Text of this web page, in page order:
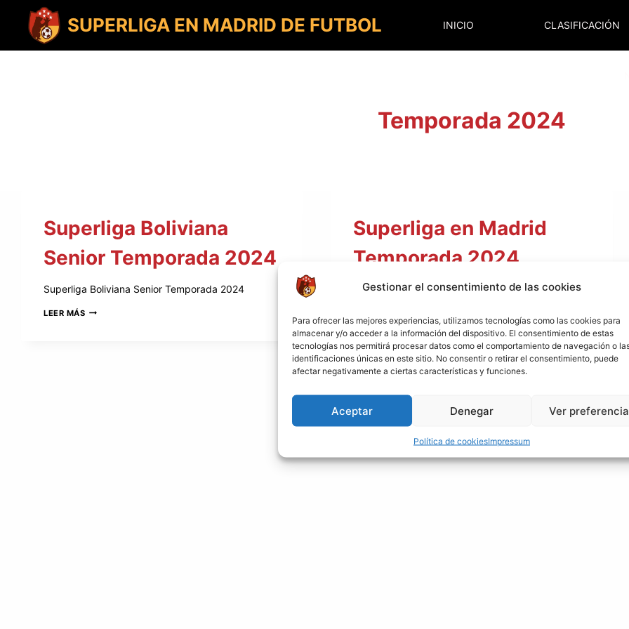
Gestionar el consentimiento de las cookies
Para ofrecer las mejores experiencias, utilizamos tecnologías como las cookies para
almacenar y/o acceder a la información del dispositivo. El consentimiento de estas
tecnologías nos permitirá procesar datos como el comportamiento de navegación o
identificaciones únicas en este sitio. No consentir o retirar el consentimiento, puede
afectar negativamente a ciertas características y funciones.
Aceptar Denegar Ver
Política de cookiesImpressum
contenido
SUPERLIGA EN MADRID DE FUTBOL INICIO CLASIFICACIÓN
Temporada 2024
Superliga Boliviana
Senior Temporada 2024
Superliga Boliviana Senior Temporada 2024
LEER MÁSSUPERLIGA
Superliga en Madrid
Temporada 2024
Superliga en Madrid Temporada 2024
EN
MADRID
TEMPORADA
2024